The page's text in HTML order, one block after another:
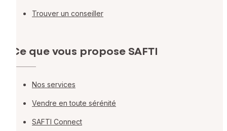
Trouver un conseiller
Ce que vous propose SAFTI
Nos services
Vendre en toute sérénité
SAFTI Connect